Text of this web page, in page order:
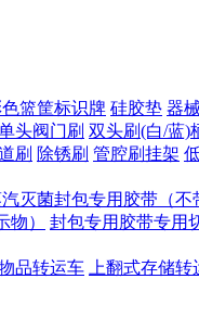
篮筐标识牌 硅胶垫 器
头阀门刷 双头刷(白/蓝)
刷 除锈刷 管腔刷挂架
灭菌封包专用胶带（不
） 封包专用胶带专用
品转运车 上翻式存储转